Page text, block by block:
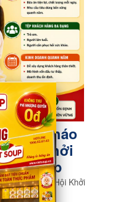
Với Cháo
Hội Khởi
Soup
Dưỡng – Cơ Hội Khởi
Read more »